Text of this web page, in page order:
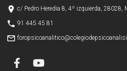
place c/ Pedro Heredia 8, 4º izquierda, 28028,
phone 91 445 45 81
mail_outline